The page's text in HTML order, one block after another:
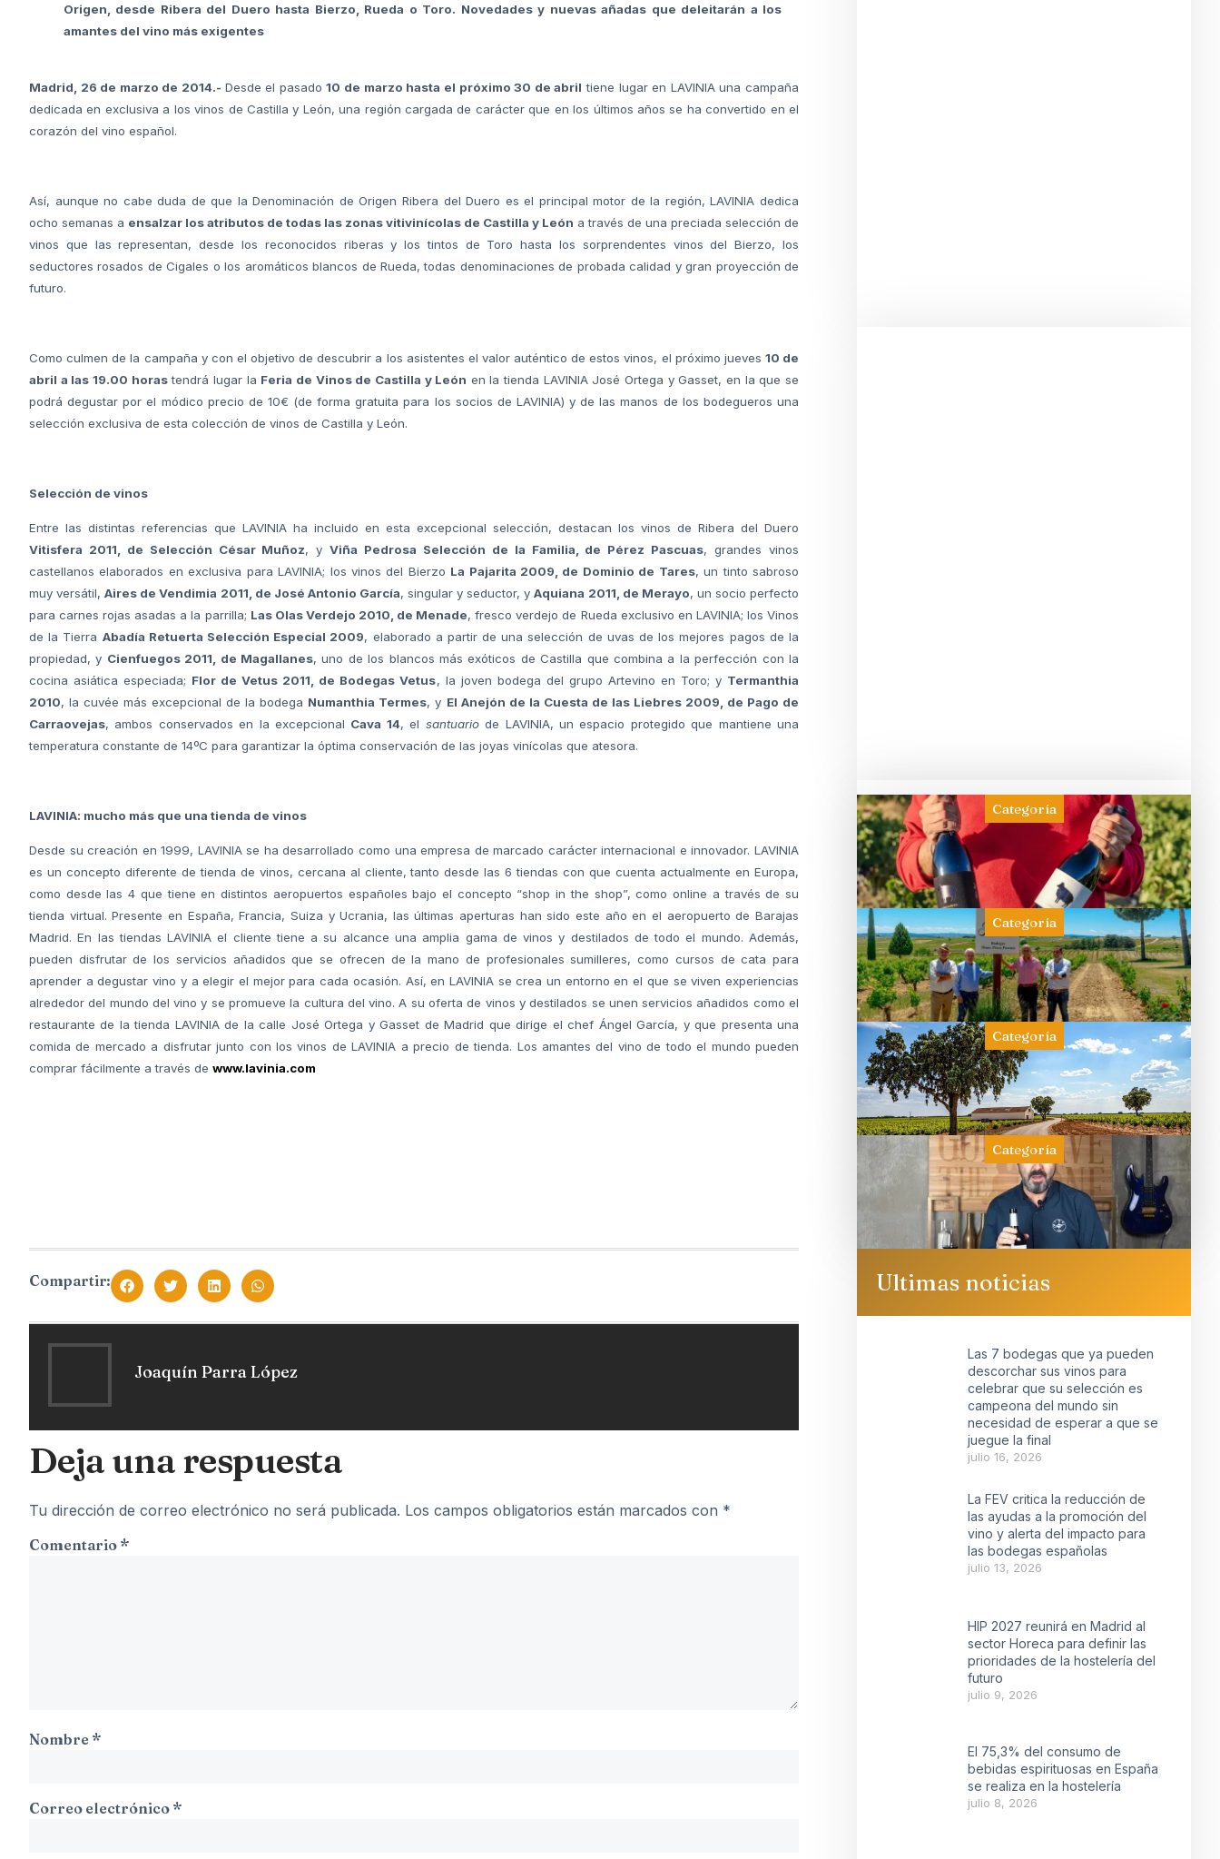
Origen, desde Ribera del Duero hasta Bierzo, Rueda o Toro. Novedades y nuevas añadas que deleitarán a los
amantes del vino más exigentes
Madrid, 26 de marzo de 2014.- Desde el pasado10 de marzo hasta el próximo 30 de abril tiene lugar en LAVINIA una campaña
dedicada en exclusiva a los vinos de Castilla y León, una región cargada de carácter que en los últimos años se ha convertido en el
corazón del vino español.
Así, aunque no cabe duda de que la Denominación de Origen Ribera del Duero es el principal motor de la región, LAVINIA dedica
ocho semanas a ensalzar los atributos de todas las zonas vitivinícolas de Castilla y León a través de una preciada selección de
vinos que las representan, desde los reconocidos riberas y los tintos de Toro hasta los sorprendentes vinos del Bierzo, los
seductores rosados de Cigales o los aromáticos blancos de Rueda, todas denominaciones de probada calidad y gran proyección de
futuro.
Como culmen de la campaña y con el objetivo de descubrir a los asistentes el valor auténtico de estos vinos, el próximo jueves 10 de
abril a las 19.00 horastendrá lugar la Feria de Vinos de Castilla y León en la tienda LAVINIA José Ortega y Gasset, en la que se
podrá degustar por el módico precio de 10€ (de forma gratuita para los socios de LAVINIA) y de las manos de los bodegueros una
selección exclusiva de esta colección de vinos de Castilla y León.
Selección de vinos
Entre las distintas referencias que LAVINIA ha incluido en esta excepcional selección, destacan los vinos de Ribera del Duero
Vitisfera 2011, de Selección César Muñoz, yViña Pedrosa Selección de la Familia, de Pérez Pascuas, grandes vinos
castellanos elaborados en exclusiva para LAVINIA; los vinos del Bierzo La Pajarita 2009, de Dominio de Tares, un tinto sabroso
muy versátil,Aires de Vendimia 2011, de José Antonio García, singular y seductor, yAquiana 2011, de Merayo, un socio perfecto
para carnes rojas asadas a la parrilla; Las Olas Verdejo 2010, de Menade, fresco verdejo de Rueda exclusivo en LAVINIA; los Vinos
de la Tierra Abadía Retuerta Selección Especial 2009, elaborado a partir de una selección de uvas de los mejores pagos de la
propiedad, y Cienfuegos 2011, de Magallanes, uno de los blancos más exóticos de Castilla que combina a la perfección con la
cocina asiática especiada; Flor de Vetus 2011, de Bodegas Vetus, la joven bodega del grupo Artevino en Toro; y Termanthia
2010, la cuvée más excepcional de la bodega Numanthia Termes, y El Anejón de la Cuesta de las Liebres 2009, de Pago de
Carraovejas, ambos conservados en la excepcional Cava 14, el santuariode LAVINIA, un espacio protegido que mantiene una
temperatura constante de 14ºC para garantizar la óptima conservación de las joyas vinícolas que atesora.
LAVINIA: mucho más que una tienda de vinos
Desde su creación en 1999, LAVINIA se ha desarrollado como una empresa de marcado carácter internacional e innovador. LAVINIA
es un concepto diferente de tienda de vinos, cercana al cliente, tanto desde las 6 tiendas con que cuenta actualmente en Europa,
como desde las 4 que tiene en distintos aeropuertos españoles bajo el concepto “shop in the shop”, como online a través de su
tienda virtual. Presente en España, Francia, Suiza y Ucrania, las últimas aperturas han sido este año en el aeropuerto de Barajas
Madrid. En las tiendas LAVINIA el cliente tiene a su alcance una amplia gama de vinos y destilados de todo el mundo. Además,
pueden disfrutar de los servicios añadidos que se ofrecen de la mano de profesionales sumilleres, como cursos de cata para
aprender a degustar vino y a elegir el mejor para cada ocasión. Así, en LAVINIA se crea un entorno en el que se viven experiencias
alrededor del mundo del vino y se promueve la cultura del vino. A su oferta de vinos y destilados se unen servicios añadidos como el
restaurante de la tienda LAVINIA de la calle José Ortega y Gasset de Madrid que dirige el chef Ángel García, y que presenta una
comida de mercado a disfrutar junto con los vinos de LAVINIA a precio de tienda. Los amantes del vino de todo el mundo pueden
comprar fácilmente a través de www.lavinia.com
Compartir:
Joaquín Parra López
Deja una respuesta
Tu dirección de correo electrónico no será publicada. Los campos obligatorios están marcados con *
Comentario *
Nombre *
Correo electrónico *
Categoría
Categoría
Categoría
Categoría
Ultimas noticias
Las 7 bodegas que ya pueden
descorchar sus vinos para
celebrar que su selección es
campeona del mundo sin
necesidad de esperar a que se
juegue la final
julio 16, 2026
La FEV critica la reducción de
las ayudas a la promoción del
vino y alerta del impacto para
las bodegas españolas
julio 13, 2026
HIP 2027 reunirá en Madrid al
sector Horeca para definir las
prioridades de la hostelería del
futuro
julio 9, 2026
El 75,3% del consumo de
bebidas espirituosas en España
se realiza en la hostelería
julio 8, 2026